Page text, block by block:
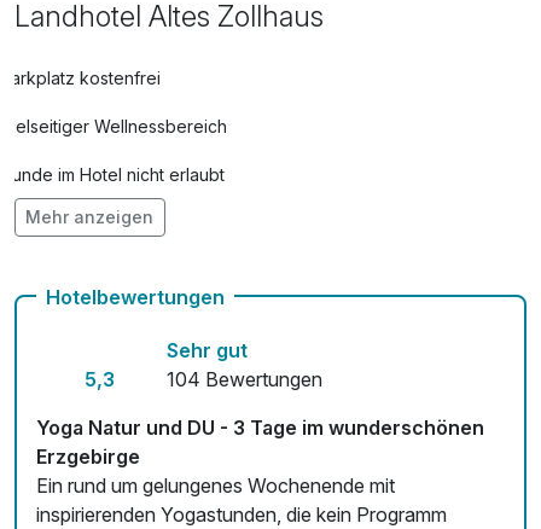
Landhotel Altes Zollhaus
Parkplatz kostenfrei
Vielseitiger Wellnessbereich
Hunde im Hotel nicht erlaubt
Auch vegetarische Speisen
Zimmerservice verfügbar
Mit Hotelbar
Mehr anzeigen
Hotelbewertungen
5,3
Sehr gut
104 Bewertungen
Yoga Natur und DU - 3 Tage im wunderschönen
Erzgebirge
Ein rund um gelungenes Wochenende mit
inspirierenden Yogastunden, die kein Programm